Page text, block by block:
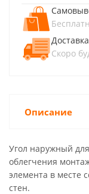
Скоро
Описание
Угол наружный
облегчения
элемента в месте
стен.